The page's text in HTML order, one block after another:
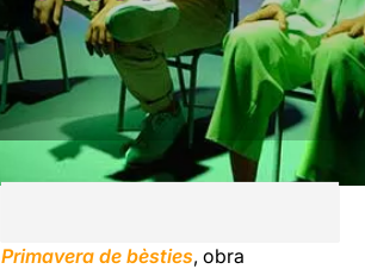
Primavera de bèsties, obra